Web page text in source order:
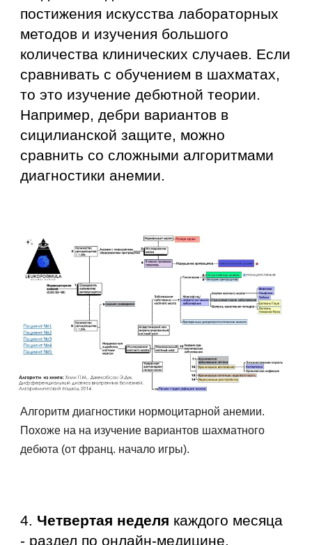
постижения искусства лабораторных
методов и изучения большого
количества клинических случаев. Если
сравнивать с обучением в шахматах,
то это изучение дебютной теории.
Например, дебри вариантов в
сицилианской защите, можно
сравнить со сложными алгоритмами
диагностики анемии.
Алгоритм диагностики нормоцитарной анемии.
Похоже на на изучение вариантов шахматного
дебюта (от франц. начало игры).
4. Четвертая неделя каждого месяца
- раздел по онлайн-медицине.